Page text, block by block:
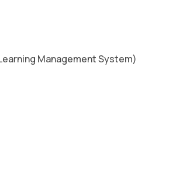
Management System)